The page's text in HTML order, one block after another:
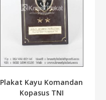
Plakat Kayu Komandan
Kopasus TNI